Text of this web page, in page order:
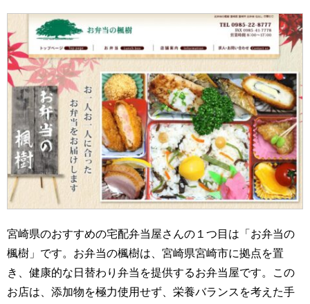
宮崎県のおすすめの宅配弁当屋さんの１つ目は「お弁当の
楓樹」です。お弁当の楓樹は、宮崎県宮崎市に拠点を置
き、健康的な日替わり弁当を提供するお弁当屋です。この
お店は、添加物を極力使用せず、栄養バランスを考えた手